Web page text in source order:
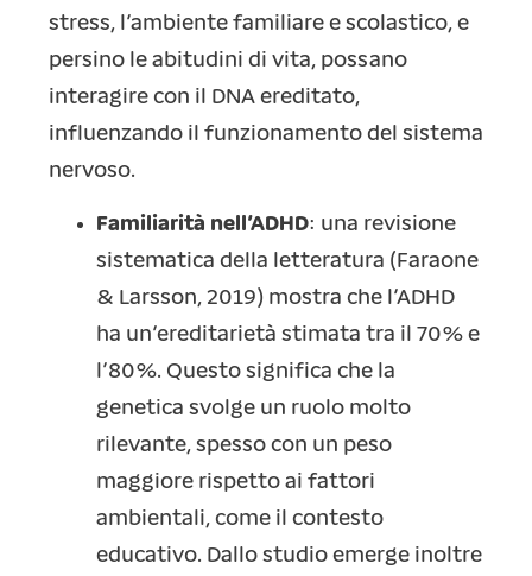
stress, l’ambiente familiare e scolastico, e
persino le abitudini di vita, possano
interagire con il DNA ereditato,
influenzando il funzionamento del sistema
nervoso.
Familiarità nell’ADHD: una revisione
sistematica della letteratura (Faraone
& Larsson, 2019) mostra che l’ADHD
ha un’ereditarietà stimata tra il 70% e
l’80%. Questo significa che la
genetica svolge un ruolo molto
rilevante, spesso con un peso
maggiore rispetto ai fattori
ambientali, come il contesto
educativo. Dallo studio emerge inoltre